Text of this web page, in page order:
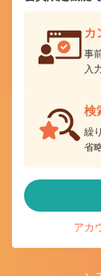
カ
事
入
検
繰
省
アカ